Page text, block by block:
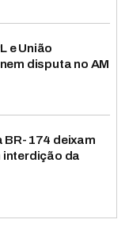
e União
disputa no AM
BR-174 deixam
interdição da